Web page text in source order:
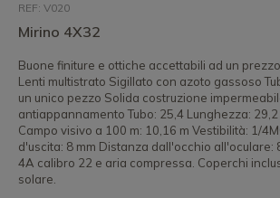
REF: V020
Mirino 4X32
Buone finiture e ottiche accettabili ad un
Lenti multistrato Sigillato con azoto gassoso
un unico pezzo Solida costruzione
antiappannamento Tubo: 25,4 Lunghezza:
Campo visivo a 100 m: 10,16 m Vestibilità: 1/
d'uscita: 8 mm Distanza dall'occhio all'oculare:
4A calibro 22 e aria compressa. Coperchi
solare.